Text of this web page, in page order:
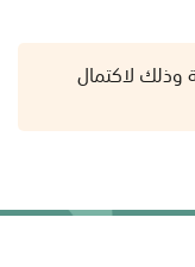
وذلك لاكتمال